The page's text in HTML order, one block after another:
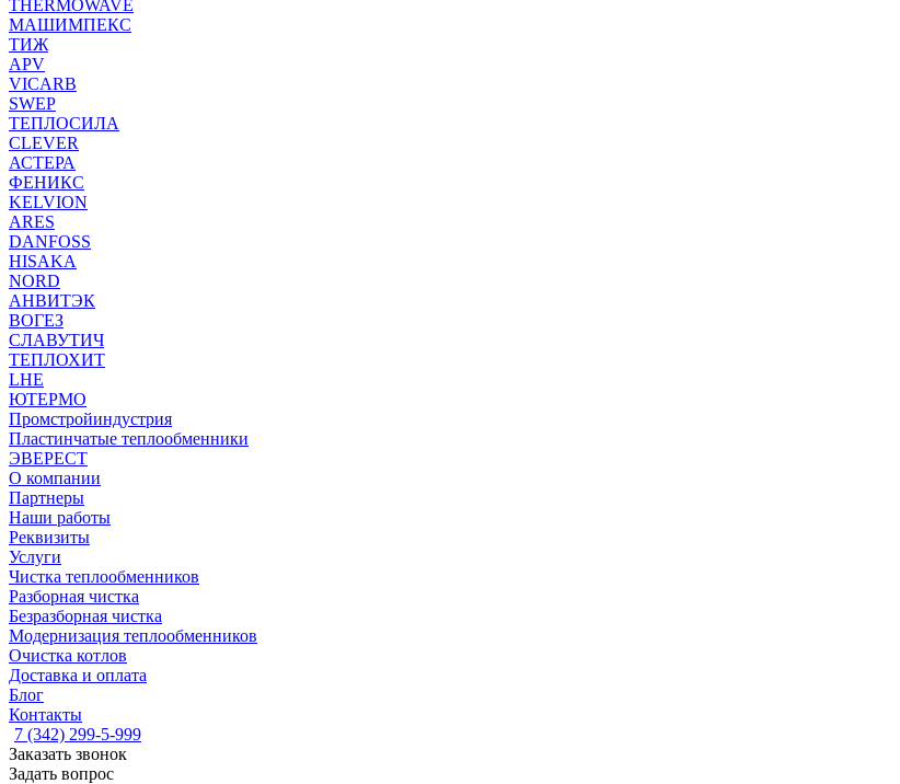
THERMOWAVE
МАШИМПЕКС
ТИЖ
APV
VICARB
SWEP
ТЕПЛОСИЛА
CLEVER
АСТЕРА
ФЕНИКС
KELVION
ARES
DANFOSS
HISAKA
NORD
АНВИТЭК
ВОГЕЗ
СЛАВУТИЧ
ТЕПЛОХИТ
LHE
ЮТЕРМО
Промстройиндустрия
Пластинчатые теплообменники
ЭВЕРЕСТ
О компании
Партнеры
Наши работы
Реквизиты
Услуги
Чистка теплообменников
Разборная чистка
Безразборная чистка
Модернизация теплообменников
Очистка котлов
Доставка и оплата
Блог
Контакты
7 (342) 299-5-999
Заказать звонок
Задать вопрос